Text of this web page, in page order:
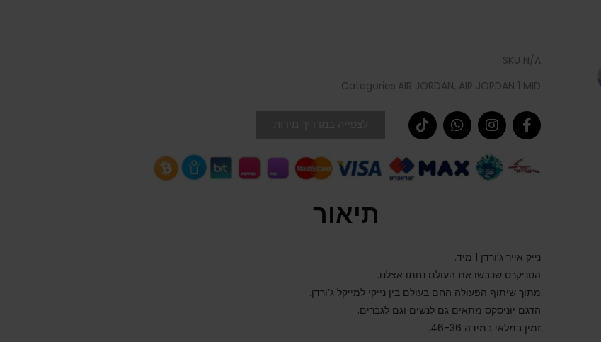
SKU N/A
Categories AIR JORDAN, AIR JORDAN 1 MID
תיאור
נייק אייר ג’ורדן 1 מיד.
הסניקרס שכבשו את העולם נחתו אצלנו.
מתוך שיתוף הפעולה החם בעולם בין נייקי למייקל ג’ורדן.
הדגם יוניסקס מתאים גם לנשים וגם לגברים.
זמין במלאי במידה 46-36.